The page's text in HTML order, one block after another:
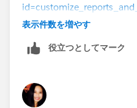
表示件数を増やす
役立つとしてマーク